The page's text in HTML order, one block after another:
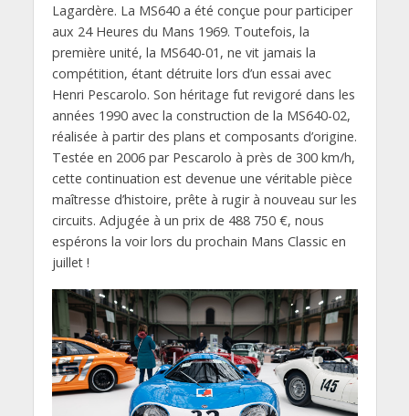
Lagardère. La MS640 a été conçue pour participer
aux 24 Heures du Mans 1969. Toutefois, la
première unité, la MS640-01, ne vit jamais la
compétition, étant détruite lors d’un essai avec
Henri Pescarolo. Son héritage fut revigoré dans les
années 1990 avec la construction de la MS640-02,
réalisée à partir des plans et composants d’origine.
Testée en 2006 par Pescarolo à près de 300 km/h,
cette continuation est devenue une véritable pièce
maîtresse d’histoire, prête à rugir à nouveau sur les
circuits. Adjugée à un prix de 488 750 €, nous
espérons la voir lors du prochain Mans Classic en
juillet !